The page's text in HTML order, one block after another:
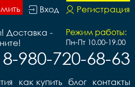
Регистрация
Вход
Режим работы:
Пн-Пт 10.00-19.00
Доставка -
980-720-68-63
контакты
блог
как купить